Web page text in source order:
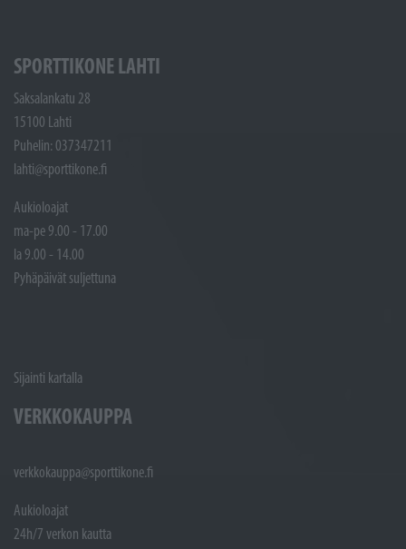
SPORTTIKONE LAHTI
Saksalankatu 28
15100 Lahti
Puhelin: 037347211
lahti@sporttikone.fi
Aukioloajat
ma-pe 9.00 - 17.00
la 9.00 - 14.00
Pyhäpäivät suljettuna
Sijainti kartalla
VERKKOKAUPPA
verkkokauppa@sporttikone.fi
Aukioloajat
24h/7 verkon kautta